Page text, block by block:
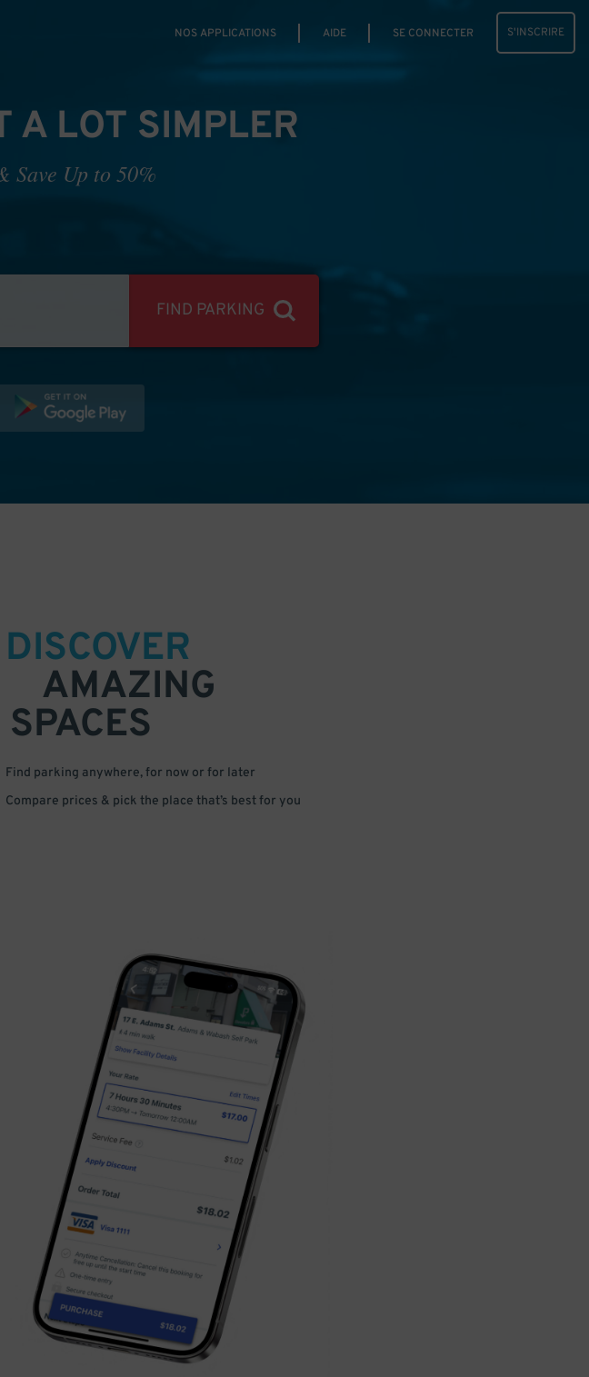
NOS APPLICATIONS AIDE SE CONNECTER S'INSCRIRE
A LOT SIMPLER
Save Up to 50%
FIND PARKING
DISCOVER
AMAZING
SPACES
Find parking anywhere, for now or for later
Compare prices & pick the place that’s best for you